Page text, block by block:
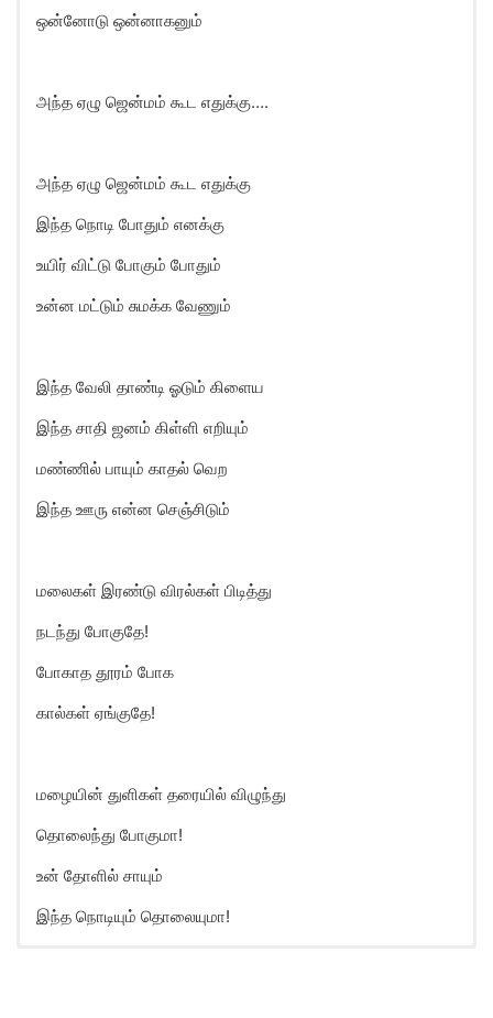
ஒன்னோடு ஒன்னாகனும்
அந்த ஏழு ஜென்மம் கூட எதுக்கு….
அந்த ஏழு ஜென்மம் கூட எதுக்கு
இந்த நொடி போதும் எனக்கு
உயிர் விட்டு போகும் போதும்
உன்ன மட்டும் சுமக்க வேணும்
இந்த வேலி தாண்டி ஓடும் கிளைய
இந்த சாதி ஜனம் கிள்ளி எறியும்
மண்ணில் பாயும் காதல் வெற
இந்த ஊரு என்ன செஞ்சிடும்
மலைகள் இரண்டு விரல்கள் பிடித்து
நடந்து போகுதே!
போகாத தூரம் போக
கால்கள் ஏங்குதே!
மழையின் துளிகள் தரையில் விழுந்து
தொலைந்து போகுமா!
உன் தோளில் சாயும்
இந்த நொடியும் தொலையுமா!